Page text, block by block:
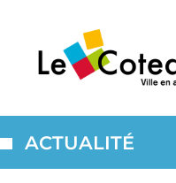
ACTUALITÉ